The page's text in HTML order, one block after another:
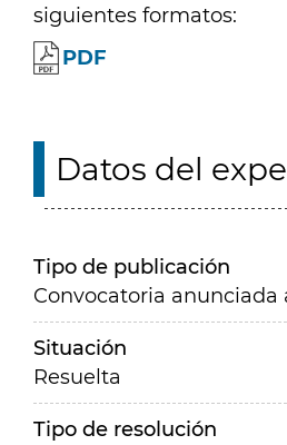
siguientes formatos:
PDF
Datos del
Tipo de publicación
Convocatoria anunciada
Situación
Resuelta
Tipo de resolución